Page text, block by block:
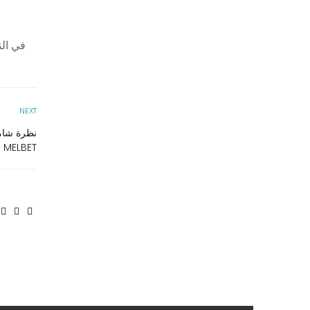
في
NEXT
MELBET